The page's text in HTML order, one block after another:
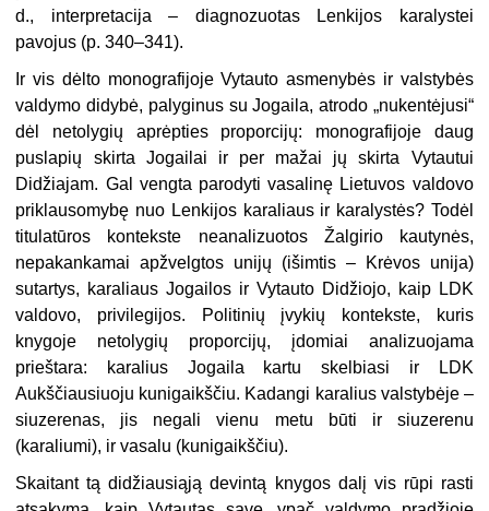
d., interpretacija – diagnozuotas Lenkijos karalystei
pavojus (p. 340–341).
Ir vis dėlto monografijoje Vytauto asmenybės ir valstybės
valdymo didybė, palyginus su Jogaila, atrodo „nukentėjusi“
dėl netolygių aprėpties proporcijų: monografijoje daug
puslapių skirta Jogailai ir per mažai jų skirta Vytautui
Didžiajam. Gal vengta parodyti vasalinę Lietuvos valdovo
priklausomybę nuo Lenkijos karaliaus ir karalystės? Todėl
titulatūros kontekste neanalizuotos Žalgirio kautynės,
nepakankamai apžvelgtos unijų (išimtis – Krėvos unija)
sutartys, karaliaus Jogailos ir Vytauto Didžiojo, kaip LDK
valdovo, privilegijos. Politinių įvykių kontekste, kuris
knygoje netolygių proporcijų, įdomiai analizuojama
prieštara: karalius Jogaila kartu skelbiasi ir LDK
Aukščiausiuoju kunigaikščiu. Kadangi karalius valstybėje –
siuzerenas, jis negali vienu metu būti ir siuzerenu
(karaliumi), ir vasalu (kunigaikščiu).
Skaitant tą didžiausiąją devintą knygos dalį vis rūpi rasti